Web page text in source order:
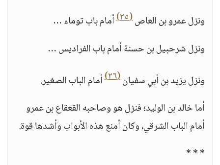
ونزل عمرو بن العاص(٢٥)
أمام باب توماء …
ونزل شرحبيل بن حسنة أمام باب الفراديس …
ونزل يزيد بن أبي سفيان(٢٦)
أمام الباب الصغير.
أما خالد بن الوليد؛ فنزل هو وصاحبه القعقاع بن عمرو
أمام الباب الشرقي، وكان أمنع هذه الأبواب وأشدها قوة.
* * *